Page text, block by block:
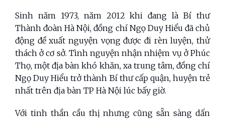
Sinh năm 1973, năm 2012 khi đang là Bí thư
Thành đoàn Hà Nội, đồng chí Ngọ Duy Hiểu đã chủ
động đề xuất nguyện vọng được đi rèn luyện, thử
thách ở cơ sở. Tình nguyện nhận nhiệm vụ ở Phúc
Thọ, một địa bàn khó khăn, xa trung tâm, đồng chí
Ngọ Duy Hiểu trở thành Bí thư cấp quận, huyện trẻ
nhất trên địa bàn TP Hà Nội lúc bấy giờ.
Với tinh thần cầu thị nhưng cũng sẵn sàng dấn